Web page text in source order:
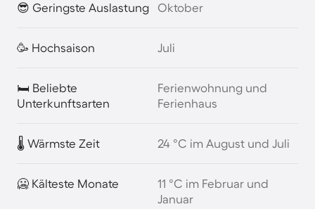
😎 Geringste Auslastung Oktober
🥳 Hochsaison Juli
🛏️ Beliebte
Unterkunftsarten
Ferienwohnung und
Ferienhaus
🌡️ Wärmste Zeit 24 °C im August und Juli
🥶 Kälteste Monate
11 °C im Februar und
Januar